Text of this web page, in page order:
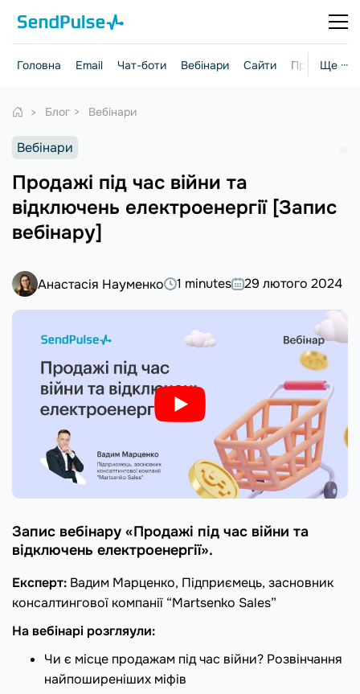
Ще ···
Головна Email Чат-боти Вебінари Сайти Практичні
Блог Вебінари
Вебінари
Продажі під час війни та
відключень електроенергії [Запис
вебінару]
Анастасія Науменко 1 minutes 29 лютого 2024
Запис вебінару «Продажі під час війни та
відключень електроенергії».
Експерт: Вадим Марценко, Підприємець, засновник
консалтингової компанії “Martsenko Sales”
На вебінарі розгляули:
Чи є місце продажам під час війни? Розвінчання
найпоширеніших міфів